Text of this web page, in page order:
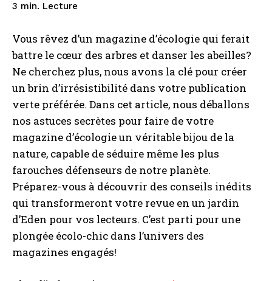
3 min. Lecture
Vous rêvez d’un magazine d’écologie qui ferait
battre le cœur des arbres et danser les abeilles?
Ne cherchez plus, nous avons la clé pour créer
un brin d’irrésistibilité dans votre publication
verte préférée. Dans cet article, nous déballons
nos astuces secrètes pour faire de votre
magazine d’écologie un véritable bijou de la
nature, capable de séduire même les plus
farouches défenseurs de notre planète.
Préparez-vous à découvrir des conseils inédits
qui transformeront votre revue en un jardin
d’Eden pour vos lecteurs. C’est parti pour une
plongée écolo-chic dans l’univers des
magazines engagés!